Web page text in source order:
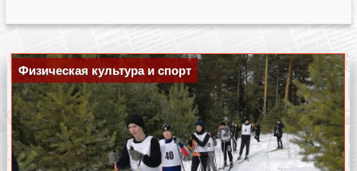
Физическая культура и спорт